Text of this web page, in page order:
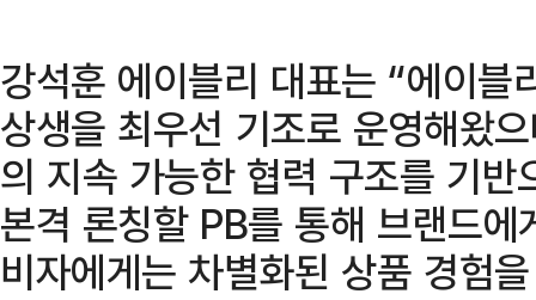
강석훈 에이블리 대표는 “에이블
상생을 최우선 기조로 운영해왔
의 지속 가능한 협력 구조를 기반
본격 론칭할 PB를 통해 브랜드
비자에게는 차별화된 상품 경험